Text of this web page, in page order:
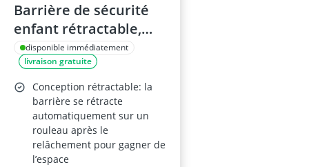
Barrière de sécurité
enfant rétractable,
largeur 0-150 cm,
hauteur 86 cm, pour
escaliers/portes/coulo
disponible immédiatement
livraison gratuite
Conception rétractable: la
barrière se rétracte
automatiquement sur un
rouleau après le
relâchement pour gagner de
l’espace